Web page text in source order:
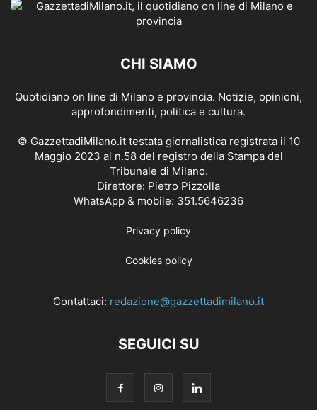
CHI SIAMO
Quotidiano on line di Milano e provincia. Notizie, opinioni,
approfondimenti, politica e cultura.
© GazzettadiMilano.it testata giornalistica registrata il 10
Maggio 2023 al n.58 del registro della Stampa del
Tribunale di Milano.
Direttore: Pietro Pizzolla
WhatsApp & mobile: 351.5646236
Privacy policy
Cookies policy
Contattaci: redazione@gazzettadimilano.it
SEGUICI SU